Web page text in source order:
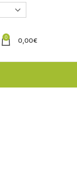
0 0,00€